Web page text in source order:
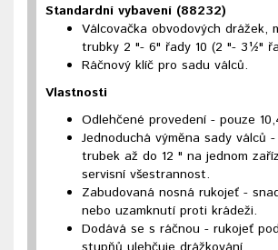
Standardní vybavení (88232)
Válcovačka obvodových drážek,
trubky 2 "- 6" řady 10 (2 "- 3½"
Ráčnový klíč pro sadu válců.
Vlastnosti
Odlehčené provedení - pouze
Jednoduchá výměna sady válců
trubek až do 12 " na jednom
servisní všestrannost.
Zabudovaná nosná rukojeť -
nebo uzamknutí proti krádeži.
Dodává se s ráčnou - rukojeť